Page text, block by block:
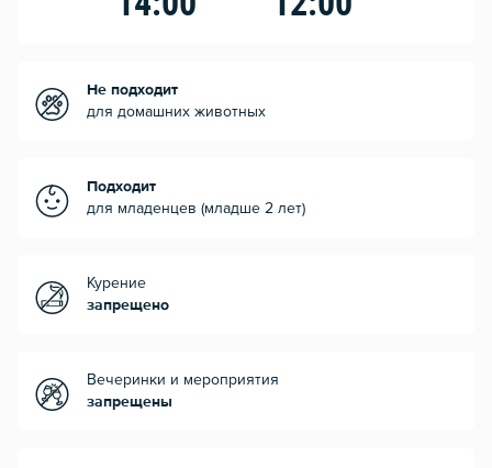
Не подходит
для домашних животных
Подходит
для младенцев (младше 2 лет)
Курение
запрещено
Вечеринки и мероприятия
запрещены